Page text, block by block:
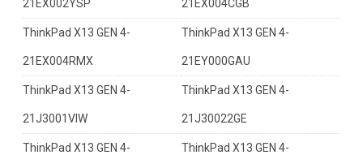
21EX002YSP 21EX004CGB
ThinkPad X13 GEN 4-
21EX004RMX
ThinkPad X13 GEN 4-
21EY000GAU
ThinkPad X13 GEN 4-
21J3001VIW
ThinkPad X13 GEN 4-
21J30022GE
ThinkPad X13 GEN 4- ThinkPad X13 GEN 4-